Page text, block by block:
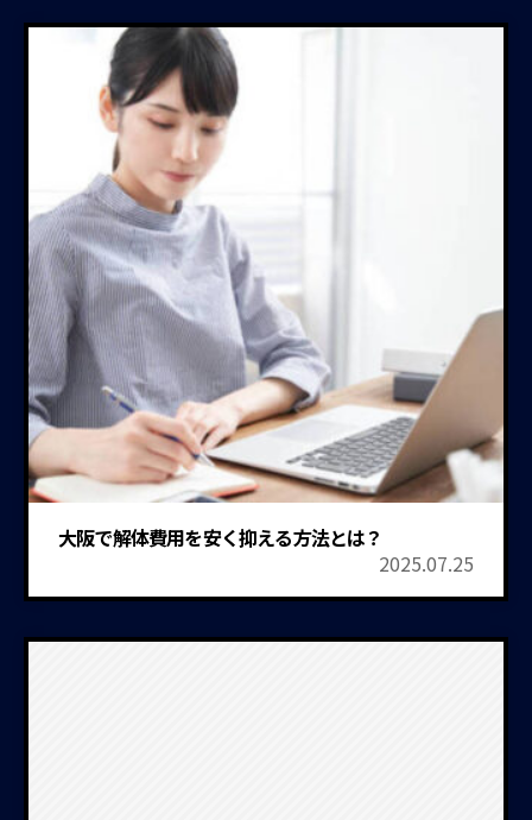
大阪で解体費用を安く抑える方法とは？
2025.07.25
業者の選び方 補助金・助成金
お見積り